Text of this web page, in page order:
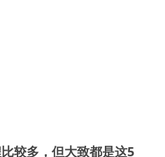
较多，但大致都是这5